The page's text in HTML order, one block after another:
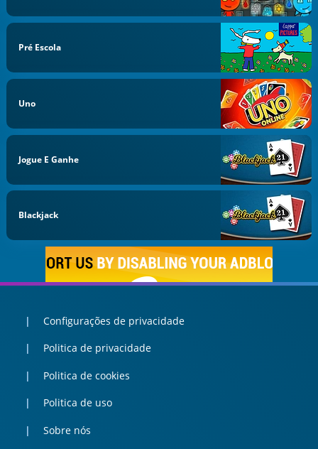
Pré Escola
Uno
Jogue E Ganhe
Blackjack
Configurações de privacidade
Politica de privacidade
Politica de cookies
Politica de uso
Sobre nós